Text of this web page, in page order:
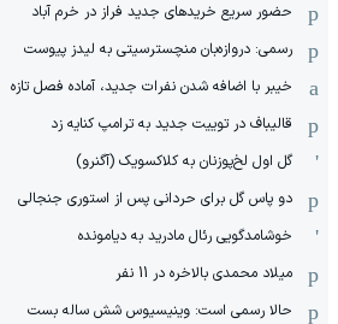
حضور سریع خریدهای جدید فراز در خرم آباد
رسمی: دروازه‌بان منچسترسیتی به لیدز پیوست
خیبر با اضافه شدن نفرات جدید، آماده فصل تازه
قالیباف در توییت جدید به ترامپ کنایه زد
گل اول لخ‌پوزنان به کلاکسویک (آگنرو)
دو پاس گل برای حردانی پس از استوری جنجالی
خوشامدگویی رئال مادرید به دیامونده
میلاد محمدی بالاخره در 11 نفر
حالا رسمی است: وینیسیوس شش ساله بست